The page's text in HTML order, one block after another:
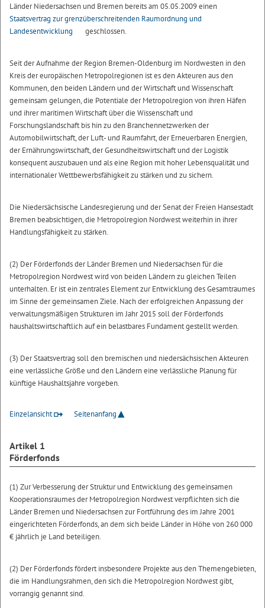
Länder Niedersachsen und Bremen bereits am 05.05.2009 einen
Staatsvertrag zur grenzüberschreitenden Raumordnung und
Landesentwicklung
geschlossen.
Seit der Aufnahme der Region Bremen-Oldenburg im Nordwesten in den
Kreis der europäischen Metropolregionen ist es den Akteuren aus den
Kommunen, den beiden Ländern und der Wirtschaft und Wissenschaft
gemeinsam gelungen, die Potentiale der Metropolregion von ihren Häfen
und ihrer maritimen Wirtschaft über die Wissenschaft und
Forschungslandschaft bis hin zu den Branchennetzwerken der
Automobilwirtschaft, der Luft- und Raumfahrt, der Erneuerbaren Energien,
der Ernährungswirtschaft, der Gesundheitswirtschaft und der Logistik
konsequent auszubauen und als eine Region mit hoher Lebensqualität und
internationaler Wettbewerbsfähigkeit zu stärken und zu sichern.
Die Niedersächsische Landesregierung und der Senat der Freien Hansestadt
Bremen beabsichtigen, die Metropolregion Nordwest weiterhin in ihrer
Handlungsfähigkeit zu stärken.
(2) Der Förderfonds der Länder Bremen und Niedersachsen für die
Metropolregion Nordwest wird von beiden Ländern zu gleichen Teilen
unterhalten. Er ist ein zentrales Element zur Entwicklung des Gesamtraumes
im Sinne der gemeinsamen Ziele. Nach der erfolgreichen Anpassung der
verwaltungsmäßigen Strukturen im Jahr 2015 soll der Förderfonds
haushaltswirtschaftlich auf ein belastbares Fundament gestellt werden.
(3) Der Staatsvertrag soll den bremischen und niedersächsischen Akteuren
eine verlässliche Größe und den Ländern eine verlässliche Planung für
künftige Haushaltsjahre vorgeben.
Einzelansicht Seitenanfang
Artikel 1
Förderfonds
(1) Zur Verbesserung der Struktur und Entwicklung des gemeinsamen
Kooperationsraumes der Metropolregion Nordwest verpflichten sich die
Länder Bremen und Niedersachsen zur Fortführung des im Jahre 2001
eingerichteten Förderfonds, an dem sich beide Länder in Höhe von 260 000
€ jährlich je Land beteiligen.
(2) Der Förderfonds fördert insbesondere Projekte aus den Themengebieten,
die im Handlungsrahmen, den sich die Metropolregion Nordwest gibt,
vorrangig genannt sind.